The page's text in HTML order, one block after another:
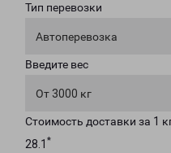
Тип перевозки
Автоперевозка
Введите вес
От 3000 кг
Стоимость доставки за 1
28.1 *